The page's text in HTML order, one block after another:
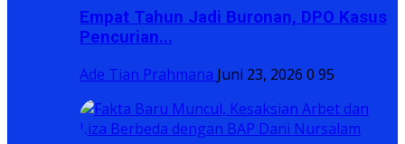
Empat Tahun Jadi Buronan, DPO Kasus
Pencurian...
Ade Tian Prahmana Juni 23, 2026 0 95